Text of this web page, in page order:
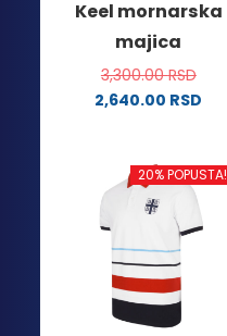
stranici
proizvoda.
Keel mornarska
majica
3,300.00RSD
2,640.00 RSD
ima
više
varijanti.
Opcije
mogu
biti
izabrane
20% POPUSTA!